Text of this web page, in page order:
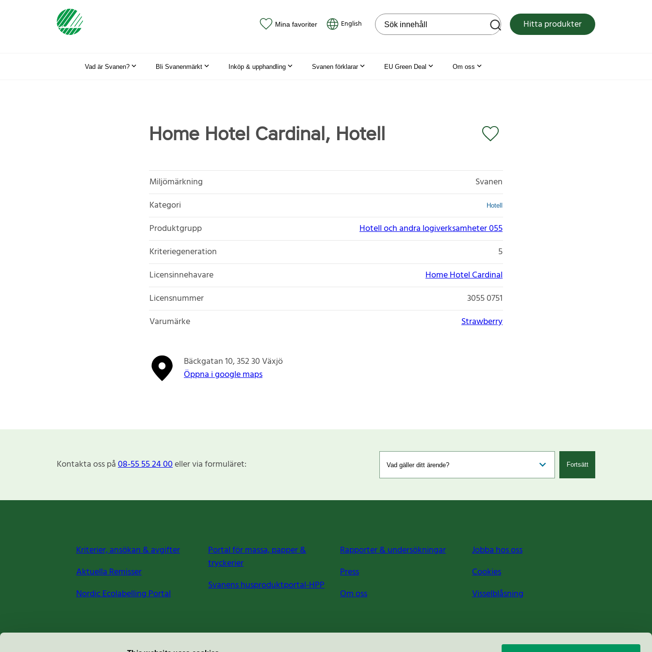
Mina favoriter English Sök på webbplatsen Hitta produkter
Vad är Svanen? Bli Svanenmärkt Inköp & upphandling Svanen förklarar EU Green Deal Om oss
Home Hotel Cardinal, Hotell
Miljömärkning
Svanen
Kategori
Hotell
Produktgrupp
Hotell och andra logiverksamheter 055
Kriteriegeneration
5
Licensinnehavare
Home Hotel Cardinal
Licensnummer
3055 0751
Varumärke
Strawberry
Bäckgatan 10 352 30Växjö
Öppna i google maps
Kontakta oss på08-55 55 24 00eller via formuläret: Fortsätt
Kriterier, ansökan & avgifter
Aktuella Remisser
Nordic Ecolabelling Portal
Portal för massa, papper &
tryckerier
Svanens husproduktportal-HPP
Rapporter & undersökningar
Press
Om oss
Jobba hos oss
Cookies
Visselblåsning
Miljömärkning Sverige AB